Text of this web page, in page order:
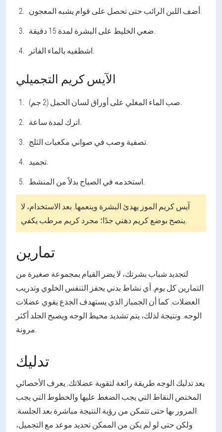
أضف اللبن الرائب حتى تحصل على قوام يشبه المعجون.
ضعي الخليط على البشرة لمدة 15 دقيقة.
اشطفيه بالماء الفاتر.
الآيس كريم التجميلي
صب الماء المغلي على أوراق لسان الحمل (2 جم).
اترك لمدة ساعة.
تصفية وصب في صواني مكعبات الثلج.
تجميد.
استخدمه في الصباح بدلاً من المنشط.
آيس كريم الموز يهدئ البشرة وينعمها. بعد الاستخدام، لا
ينصح بوضع كريم دهني جدًا؛ مجرد كريم مرطب يكفي.
تمارين
لتجديد شباب بشرتك، لا يضر القيام بمجموعة صغيرة من
التمارين كل يوم. أي نشاط بدني يحفز التنفس الخلوي وتدريب
العضلات. كما أن الجمباز الذي يستهدف الجذع يقوي عضلات
الوجه. ونتيجة لذلك، يتم تشديد محيط الوجه ويصبح الجلد أكثر
مرونة.
تدليك
يعد تدليك الوجه طريقة رائعة لتقوية عضلاتك. يعرف الأخصائي
المختص النقاط التي يجب الضغط عليها والخطوط التي يجب
المرور بها حتى تتمكن من رؤية النتيجة مباشرة بعد الجلسة.
ولكن حتى لو لم يكن من الممكن تحديد موعد مع التجميل،